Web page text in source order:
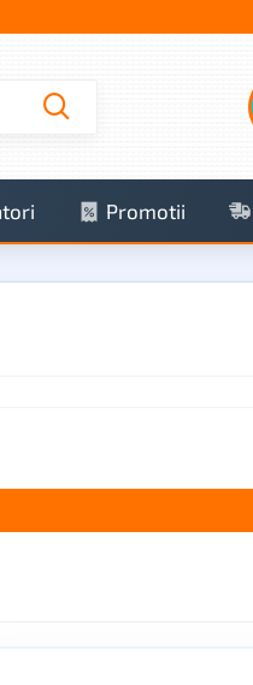
Promotii